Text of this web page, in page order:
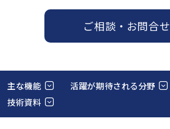
ご相談 ・ お問合せ
主な機能 活躍が期待される分野
技術資料